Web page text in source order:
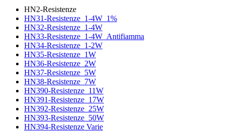
HN2-Resistenze
HN31-Resistenze_1-4W_1%
HN32-Resistenze_1-4W
HN33-Resistenze_1-4W_Antifiamma
HN34-Resistenze_1-2W
HN35-Resistenze_1W
HN36-Resistenze_2W
HN37-Resistenze_5W
HN38-Resistenze_7W
HN390-Resistenze_11W
HN391-Resistenze_17W
HN392-Resistenze_25W
HN393-Resistenze_50W
HN394-Resistenze Varie